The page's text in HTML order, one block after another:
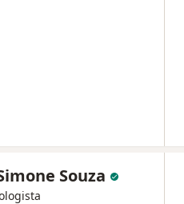
Souza